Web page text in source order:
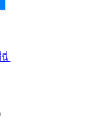
นี่